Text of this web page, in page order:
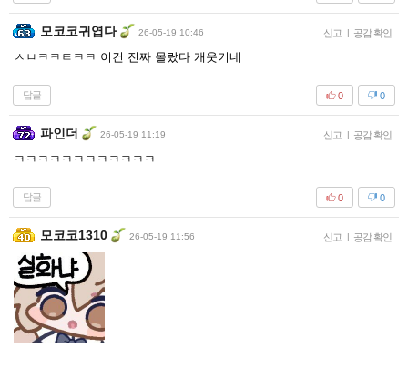
모코코귀엽다 26-05-19 10:46 신고 공감 확인
ㅅㅂㅋㅋㅌㅋㅋ 이건 진짜 몰랐다 개웃기네
답글 0
0
파인더 26-05-19 11:19 신고 공감 확인
ㅋㅋㅋㅋㅋㅋㅋㅋㅋㅋㅋㅋ
답글 0
0
모코코1310 26-05-19 11:56 신고 공감 확인